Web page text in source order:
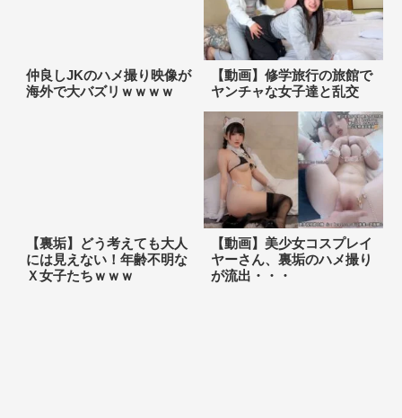
仲良しJKのハメ撮り映像が
海外で大バズリｗｗｗｗ
【動画】修学旅行の旅館で
ヤンチャな女子達と乱交
【裏垢】どう考えても大人
には見えない！年齢不明な
Ｘ女子たちｗｗｗ
【動画】美少女コスプレイ
ヤーさん、裏垢のハメ撮り
が流出・・・